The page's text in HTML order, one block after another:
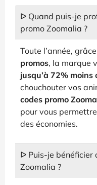
ᐅ Quand puis-je
promo Zoomalia ?
Toute l’année,
promos, la marque
jusqu’à 72% moins
chouchouter vos
codes promo
pour vous
des économies.
ᐅ Puis-je bénéficier
Zoomalia ?